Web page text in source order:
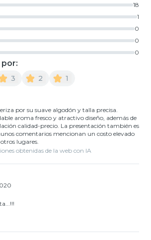
18
1
0
0
0
3 2 1
por su suave algodón y talla precisa.
aroma fresco y atractivo diseño, además de
calidad-precio. La presentación también es
comentarios mencionan un costo elevado
lugares.
obtenidas de la web con IA